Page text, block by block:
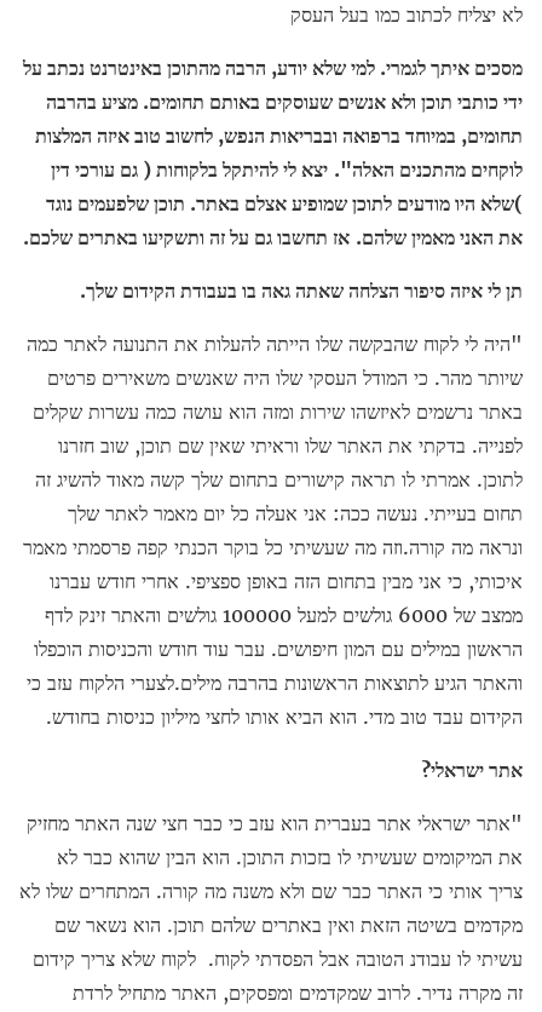
לא יצליח לכתוב כמו בעל העסק
מסכים איתך לגמרי. למי שלא יודע, הרבה מהתוכן באינטרנט נכתב על
ידי כותבי תוכן ולא אנשים שעוסקים באותם תחומים. מציע בהרבה
תחומים, במיוחד ברפואה ובבריאות הנפש, לחשוב טוב איזה המלצות
לוקחים מהתכנים האלה". יצא לי להיתקל בלקוחות ( גם עורכי דין
)שלא היו מודעים לתוכן שמופיע אצלם באתר. תוכן שלפעמים נוגד
את האני מאמין שלהם. אז תחשבו גם על זה ותשקיעו באתרים שלכם.
תן לי איזה סיפור הצלחה שאתה גאה בו בעבודת הקידום שלך.
"היה לי לקוח שהבקשה שלו הייתה להעלות את התנועה לאתר כמה
שיותר מהר. כי המודל העסקי שלו היה שאנשים משאירים פרטים
באתר נרשמים לאיזשהו שירות ומזה הוא עושה כמה עשרות שקלים
לפנייה. בדקתי את האתר שלו וראיתי שאין שם תוכן, שוב חזרנו
לתוכן. אמרתי לו תראה קישורים בתחום שלך קשה מאוד להשיג זה
תחום בעייתי. נעשה ככה: אני אעלה כל יום מאמר לאתר שלך
ונראה מה קורה.וזה מה שעשיתי כל בוקר הכנתי קפה פרסמתי מאמר
איכותי, כי אני מבין בתחום הזה באופן ספציפי. אחרי חודש עברנו
ממצב של 6000 גולשים למעל 100000 גולשים והאתר זינק לדף
הראשון במילים עם המון חיפושים. עבר עוד חודש והכניסות הוכפלו
והאתר הגיע לתוצאות הראשונות בהרבה מילים.לצערי הלקוח עזב כי
הקידום עבד טוב מדי. הוא הביא אותו לחצי מיליון כניסות בחודש.
אתר ישראלי?
"אתר ישראלי אתר בעברית הוא עזב כי כבר חצי שנה האתר מחזיק
את המיקומים שעשיתי לו בזכות התוכן. הוא הבין שהוא כבר לא
צריך אותי כי האתר כבר שם ולא משנה מה קורה. המתחרים שלו לא
מקדמים בשיטה הזאת ואין באתרים שלהם תוכן. הוא נשאר שם
עשיתי לו עבודנ הטובה אבל הפסדתי לקוח. לקוח שלא צריך קידום
זה מקרה נדיר. לרוב שמקדמים ומפסקים, האתר מתחיל לרדת